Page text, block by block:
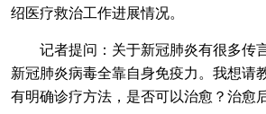
绍医疗救治工作进展情况。
记者提问：关于新冠肺炎有很多传
新冠肺炎病毒全靠自身免疫力。我想请
有明确诊疗方法，是否可以治愈？治愈